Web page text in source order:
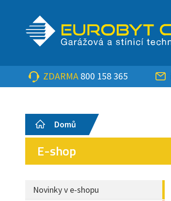
ZDARMA 800 158 365
Domů
E-shop
Novinky v e-shopu